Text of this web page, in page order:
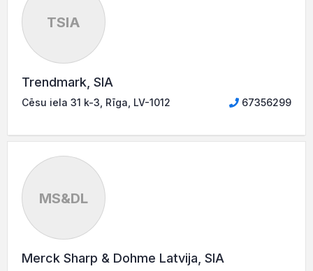
TSIA
Trendmark, SIA
Cēsu iela 31 k-3, Rīga, LV-1012 67356299
MS&DL
Merck Sharp & Dohme Latvija, SIA